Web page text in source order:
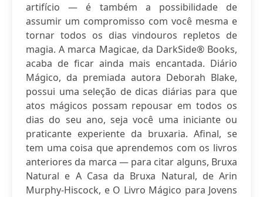
artifício — é também a possibilidade de
assumir um compromisso com você mesma e
tornar todos os dias vindouros repletos de
magia. A marca Magicae, da DarkSide® Books,
acaba de ficar ainda mais encantada. Diário
Mágico, da premiada autora Deborah Blake,
possui uma seleção de dicas diárias para que
atos mágicos possam repousar em todos os
dias do seu ano, seja você uma iniciante ou
praticante experiente da bruxaria. Afinal, se
tem uma coisa que aprendemos com os livros
anteriores da marca — para citar alguns, Bruxa
Natural e A Casa da Bruxa Natural, de Arin
Murphy-Hiscock, e O Livro Mágico para Jovens